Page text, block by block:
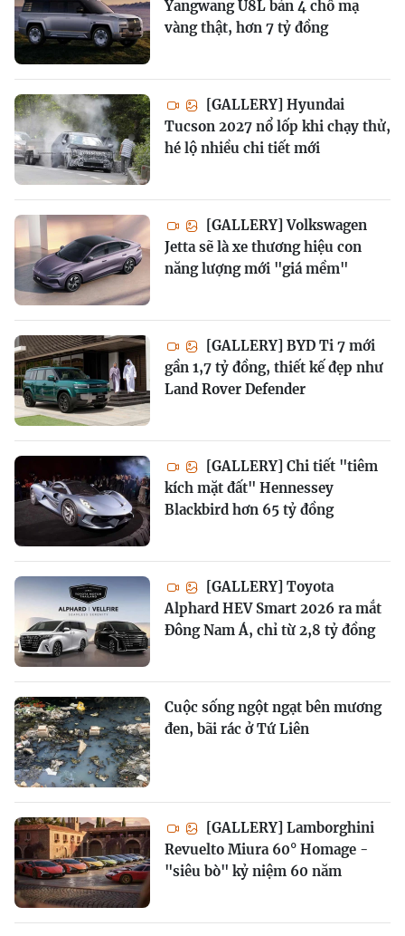
Yangwang U8L bản 4 chỗ mạ
vàng thật, hơn 7 tỷ đồng
[GALLERY] Hyundai
Tucson 2027 nổ lốp khi chạy thử,
hé lộ nhiều chi tiết mới
[GALLERY] Volkswagen
Jetta sẽ là xe thương hiệu con
năng lượng mới "giá mềm"
[GALLERY] BYD Ti 7 mới
gần 1,7 tỷ đồng, thiết kế đẹp như
Land Rover Defender
[GALLERY] Chi tiết "tiêm
kích mặt đất" Hennessey
Blackbird hơn 65 tỷ đồng
[GALLERY] Toyota
Alphard HEV Smart 2026 ra mắt
Đông Nam Á, chỉ từ 2,8 tỷ đồng
Cuộc sống ngột ngạt bên mương
đen, bãi rác ở Tứ Liên
[GALLERY] Lamborghini
Revuelto Miura 60° Homage -
"siêu bò" kỷ niệm 60 năm